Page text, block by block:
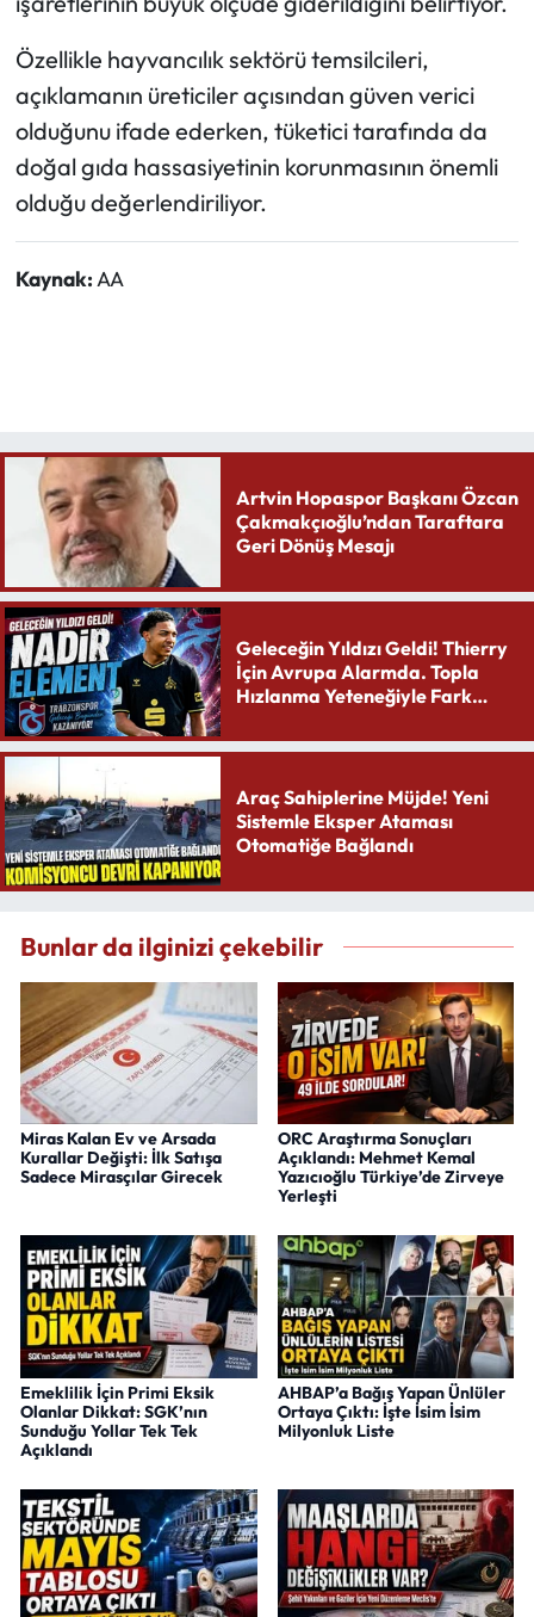
Özellikle hayvancılık sektörü temsilcileri,
açıklamanın üreticiler açısından güven verici
olduğunu ifade ederken, tüketici tarafında da
doğal gıda hassasiyetinin korunmasının önemli
olduğu değerlendiriliyor.
Kaynak:AA
Artvin Hopaspor Başkanı Özcan
Çakmakçıoğlu’ndan Taraftara
Geri Dönüş Mesajı
Geleceğin Yıldızı Geldi! Thierry
İçin Avrupa Alarmda. Topla
Hızlanma Yeteneğiyle Fark
Araç Sahiplerine Müjde! Yeni
Sistemle Eksper Ataması
Otomatiğe Bağlandı
Bunlar da ilginizi çekebilir
Miras Kalan Ev ve Arsada
Kurallar Değişti: İlk Satışa
Sadece Mirasçılar Girecek
ORC Araştırma Sonuçları
Açıklandı: Mehmet Kemal
Yazıcıoğlu Türkiye’de Zirveye
Yerleşti
Emeklilik İçin Primi Eksik
Olanlar Dikkat: SGK’nın
Sunduğu Yollar Tek Tek
Açıklandı
AHBAP’a Bağış Yapan Ünlüler
Ortaya Çıktı: İşte İsim İsim
Milyonluk Liste